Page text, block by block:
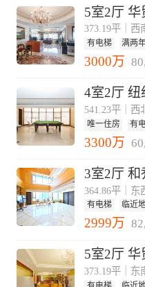
5室2厅 华
373.19平｜西
有电梯 满两
3000万
4室2厅 纽
541.23平｜西
唯一住房 有
3300万
3室2厅 和
364.86平｜东
有电梯 临近
2999万
5室2厅 华
373.19平｜东